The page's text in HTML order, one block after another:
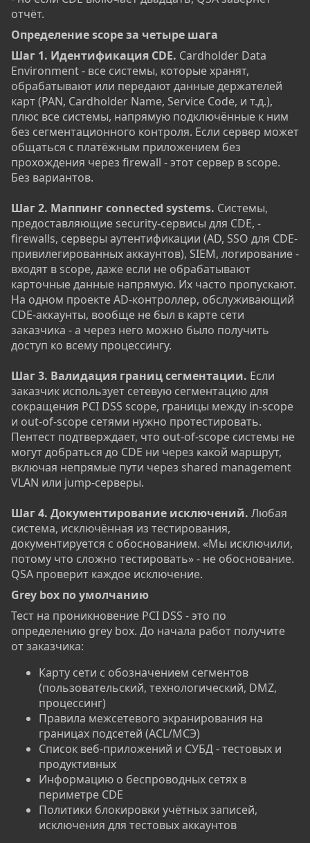
отчёт.
Определение scope за четыре шага​
Шаг 1. Идентификация CDE. Cardholder Data
Environment - все системы, которые хранят,
обрабатывают или передают данные держателей
карт (PAN, Cardholder Name, Service Code, и т.д.),
плюс все системы, напрямую подключённые к ним
без сегментационного контроля. Если сервер может
общаться с платёжным приложением без
прохождения через firewall - этот сервер в scope.
Без вариантов.
Шаг 2. Маппинг connected systems. Системы,
предоставляющие security-сервисы для CDE, -
firewalls, серверы аутентификации (AD, SSO для CDE-
привилегированных аккаунтов), SIEM, логирование -
входят в scope, даже если не обрабатывают
карточные данные напрямую. Их часто пропускают.
На одном проекте AD-контроллер, обслуживающий
CDE-аккаунты, вообще не был в карте сети
заказчика - а через него можно было получить
доступ ко всему процессингу.
Шаг 3. Валидация границ сегментации. Если
заказчик использует сетевую сегментацию для
сокращения PCI DSS scope, границы между in-scope
и out-of-scope сетями нужно протестировать.
Пентест подтверждает, что out-of-scope системы не
могут добраться до CDE ни через какой маршрут,
включая непрямые пути через shared management
VLAN или jump-серверы.
Шаг 4. Документирование исключений. Любая
система, исключённая из тестирования,
документируется с обоснованием. «Мы исключили,
потому что сложно тестировать» - не обоснование.
QSA проверит каждое исключение.
Grey box по умолчанию​
Тест на проникновение PCI DSS - это по
определению grey box. До начала работ получите
от заказчика:
Карту сети с обозначением сегментов
(пользовательский, технологический, DMZ,
процессинг)
Правила межсетевого экранирования на
границах подсетей (ACL/МСЭ)
Список веб-приложений и СУБД - тестовых и
продуктивных
Информацию о беспроводных сетях в
периметре CDE
Политики блокировки учётных записей,
исключения для тестовых аккаунтов